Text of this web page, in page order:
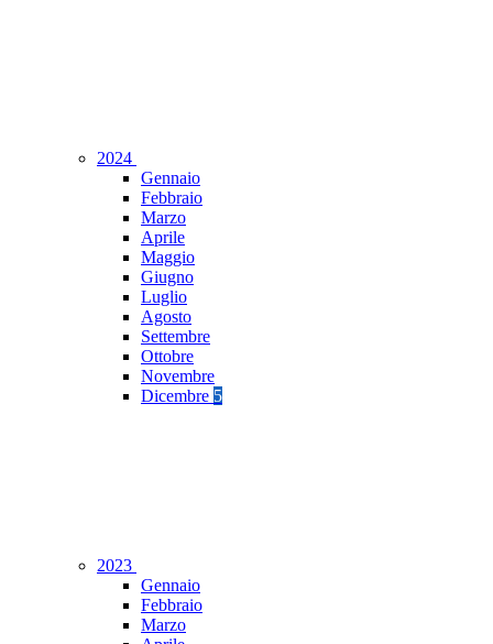
2024
Gennaio
Febbraio
Marzo
Aprile
Maggio
Giugno
Luglio
Agosto
Settembre
Ottobre
Novembre
Dicembre 5
2023
Gennaio
Febbraio
Marzo